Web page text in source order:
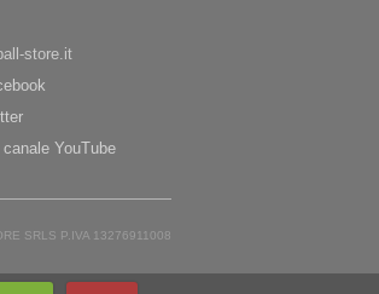
store.it
YouTube
SRLS P.IVA 13276911008